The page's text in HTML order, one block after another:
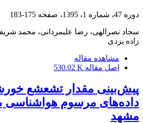
دوره 47، شماره 1، 1395، صفحه 175-183
سجاد نصرالهی، رضا علیمردانی، محمد
زاده یزدی
مشاهده مقاله
اصل مقاله 530.02 K
پیش‌بینی مقدار تشعشع
داده‌های مرسوم هواشناسی
مشهد